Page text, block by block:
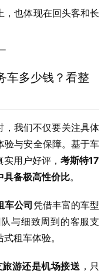
，也体现在回头客和长
车多少钱？看整
，我们不仅要关注具体
验与安全保障。基于车
用户好评， 考斯特17
具备极高性价比。
车公司 凭借丰富的车型
与细致周到的客服支
租车体验。
游还是机场接送 ，只